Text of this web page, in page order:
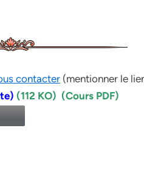
contacter (mentionner le
(112 KO) (Cours PDF)